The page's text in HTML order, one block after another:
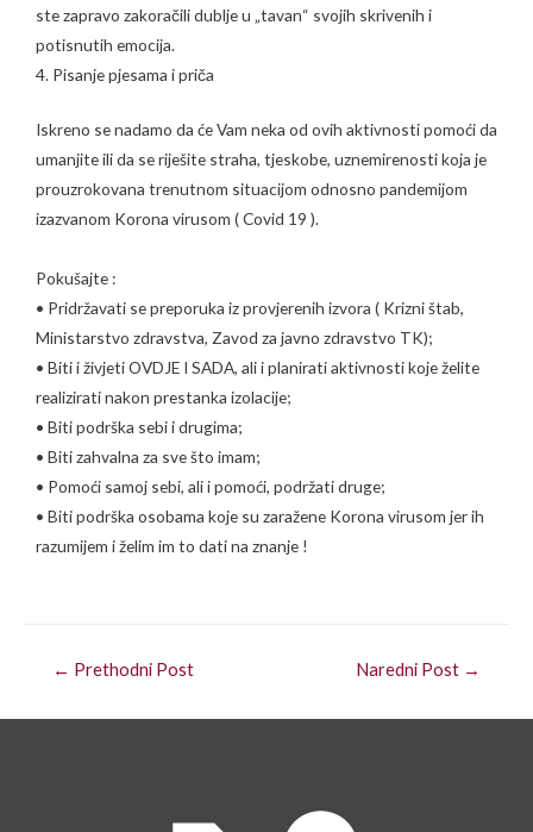
ste zapravo zakoračili dublje u „tavan“ svojih skrivenih i
potisnutih emocija.
4. Pisanje pjesama i priča
Iskreno se nadamo da će Vam neka od ovih aktivnosti pomoći da
umanjite ili da se riješite straha, tjeskobe, uznemirenosti koja je
prouzrokovana trenutnom situacijom odnosno pandemijom
izazvanom Korona virusom ( Covid 19 ).
Pokušajte :
• Pridržavati se preporuka iz provjerenih izvora ( Krizni štab,
Ministarstvo zdravstva, Zavod za javno zdravstvo TK);
• Biti i živjeti OVDJE I SADA, ali i planirati aktivnosti koje želite
realizirati nakon prestanka izolacije;
• Biti podrška sebi i drugima;
• Biti zahvalna za sve što imam;
• Pomoći samoj sebi, ali i pomoći, podržati druge;
• Biti podrška osobama koje su zaražene Korona virusom jer ih
razumijem i želim im to dati na znanje !
← Prethodni Post Naredni Post →